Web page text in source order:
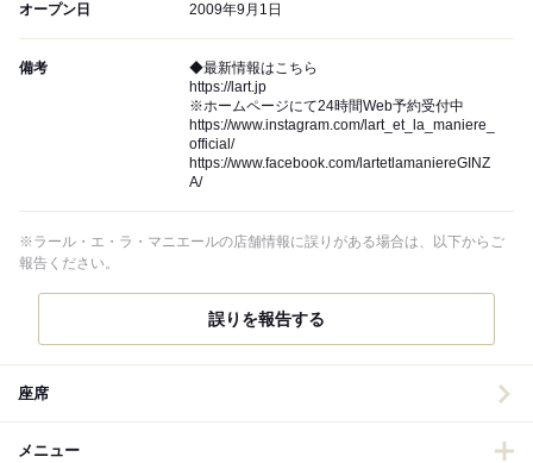
オープン日 2009年9月1日
備考
◆最新情報はこちら
https://lart.jp
※ホームページにて24時間Web予約受付中
https://www.instagram.com/lart_et_la_maniere_
official/
https://www.facebook.com/lartetlamaniereGINZ
A/
※ラール・エ・ラ・マニエールの店舗情報に誤りがある場合は、以下からご
報告ください。
誤りを報告する
座席
メニュー